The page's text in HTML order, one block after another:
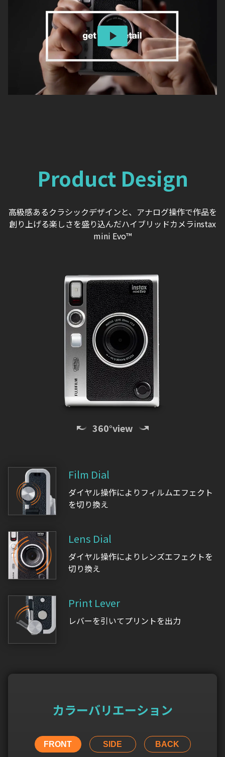
Product Design
高級感あるクラシックデザインと、アナログ操作で作品を
創り上げる楽しさを盛り込んだハイブリッドカメラinstax
mini Evo™
360°view
Film Dial
ダイヤル操作によりフィルムエフェクト
を切り換え
Lens Dial
ダイヤル操作によりレンズエフェクトを
切り換え
Print Lever
レバーを引いてプリントを出力
カラーバリエーション
FRONT SIDE BACK